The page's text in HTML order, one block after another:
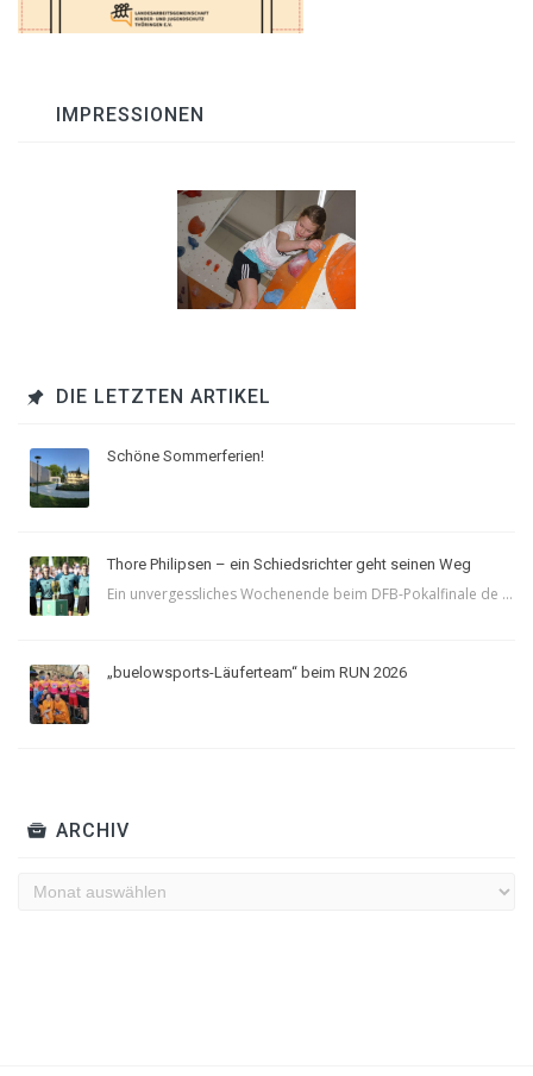
IMPRESSIONEN
DIE LETZTEN ARTIKEL
Schöne Sommerferien!
Thore Philipsen – ein Schiedsrichter geht seinen Weg
Ein unvergessliches Wochenende beim DFB-Pokalfinale de ...
„buelowsports-Läuferteam“ beim RUN 2026
ARCHIV
Archiv